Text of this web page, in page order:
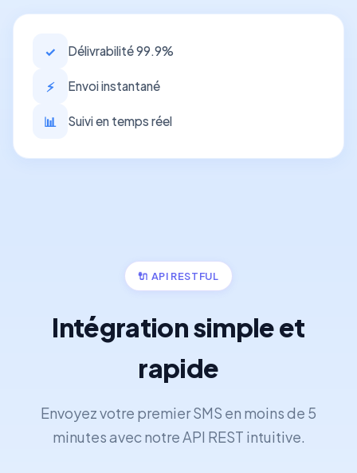
✓ Délivrabilité 99.9%
⚡ Envoi instantané
📊 Suivi en temps réel
🔌 API RESTFUL
Intégration simple et
rapide
Envoyez votre premier SMS en moins de 5
minutes avec notre API REST intuitive.